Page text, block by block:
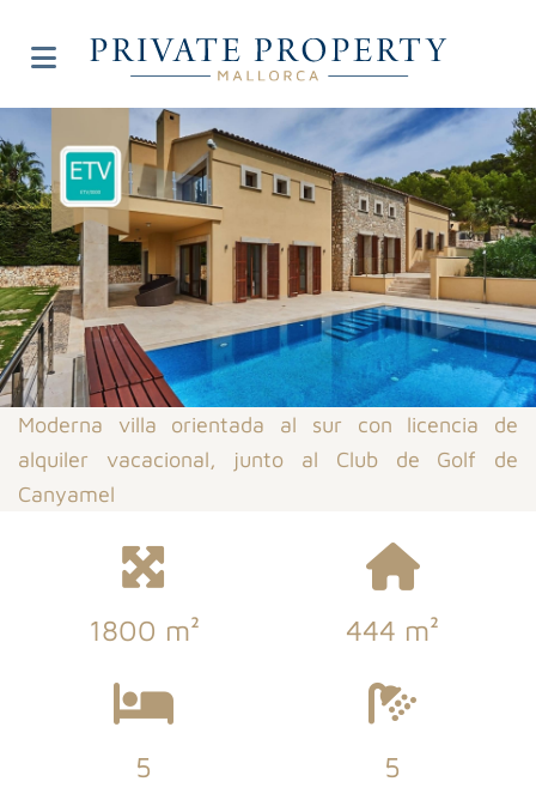
Moderna villa orientada al sur con licencia de
alquiler vacacional, junto al Club de Golf de
Canyamel
1800 m² 444 m²
5 5